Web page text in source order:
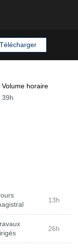
Télécharger
Volume horaire
39h
13h
26h